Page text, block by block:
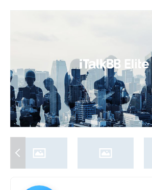
养老 非盈利组织